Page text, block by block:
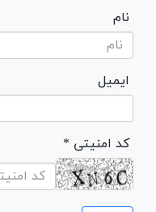
نام
ایمیل
* کد امنیتی